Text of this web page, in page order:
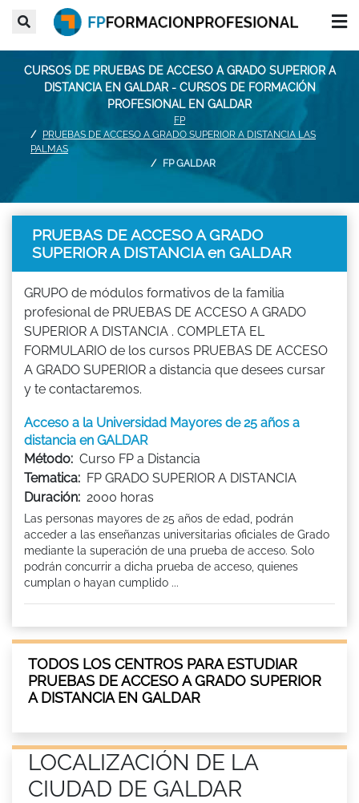
CURSOS DE PRUEBAS DE ACCESO A GRADO SUPERIOR A
DISTANCIA EN GALDAR - CURSOS DE FORMACIÓN
PROFESIONAL EN GALDAR
FP
PRUEBAS DE ACCESO A GRADO SUPERIOR A DISTANCIA LAS
PALMAS
FP GALDAR
PRUEBAS DE ACCESO A GRADO
SUPERIOR A DISTANCIA en GALDAR
GRUPO de módulos formativos de la familia
profesional de PRUEBAS DE ACCESO A GRADO
SUPERIOR A DISTANCIA . COMPLETA EL
FORMULARIO de los cursos PRUEBAS DE ACCESO
A GRADO SUPERIOR a distancia que desees cursar
y te contactaremos.
Acceso a la Universidad Mayores de 25 años a
distancia en GALDAR
Método: Curso FP a Distancia
Tematica: FP GRADO SUPERIOR A DISTANCIA
Duración: 2000 horas
Las personas mayores de 25 años de edad, podrán
acceder a las enseñanzas universitarias oficiales de Grado
mediante la superación de una prueba de acceso. Solo
podrán concurrir a dicha prueba de acceso, quienes
cumplan o hayan cumplido ...
TODOS LOS CENTROS PARA ESTUDIAR
PRUEBAS DE ACCESO A GRADO SUPERIOR
A DISTANCIA EN GALDAR
LOCALIZACIÓN DE LA
CIUDAD DE GALDAR